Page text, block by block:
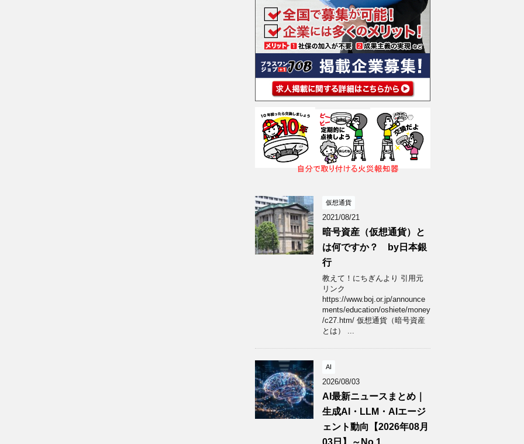
仮想通貨
2021/08/21
暗号資産（仮想通貨）と
は何ですか？ by日本銀
行
教えて！にちぎんより 引用元
リンク
https://www.boj.or.jp/announce
ments/education/oshiete/money
/c27.htm/ 仮想通貨（暗号資産
とは） ...
AI
2026/08/03
AI最新ニュースまとめ｜
生成AI・LLM・AIエージ
ェント動向【2026年08月
03日】～No.1